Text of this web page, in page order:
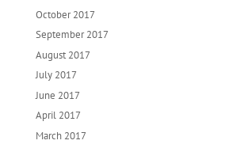
October 2017
September 2017
August 2017
July 2017
June 2017
April 2017
March 2017